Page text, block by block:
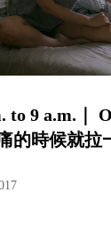
to 9 a.m.｜
的時候就拉